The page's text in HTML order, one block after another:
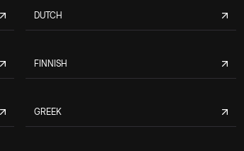
DUTCH
FINNISH
GREEK